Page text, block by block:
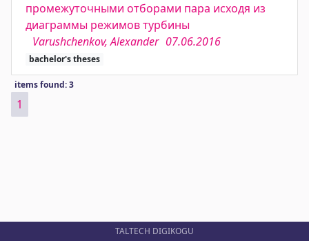
промежуточными отборами пара исходя из
диаграммы режимов турбины
Varushchenkov, Alexander 07.06.2016
bachelor's theses
items found: 3
1
TALTECH DIGIKOGU